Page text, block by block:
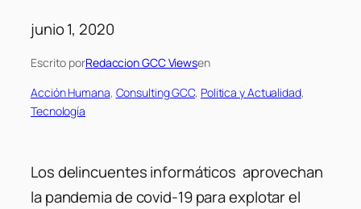
junio 1, 2020
Escrito porRedaccion GCC Viewsen
Acción Humana, Consulting GCC, Politica y Actualidad
Tecnología
Los delincuentes informáticos aprovechan
la pandemia de covid-19 para explotar el